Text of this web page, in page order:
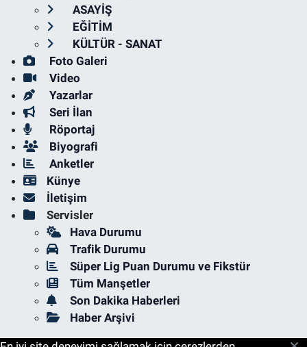
ASAYİŞ
EĞİTİM
KÜLTÜR - SANAT
Foto Galeri
Video
Yazarlar
Seri İlan
Röportaj
Biyografi
Anketler
Künye
İletişim
Servisler
Hava Durumu
Trafik Durumu
Süper Lig Puan Durumu ve Fikstür
Tüm Manşetler
Son Dakika Haberleri
Haber Arşivi